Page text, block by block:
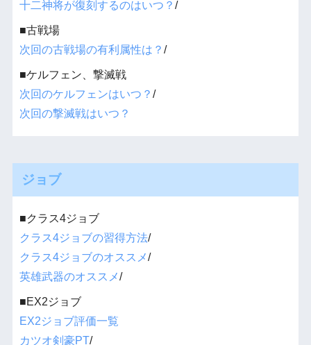
十二神将が復刻するのはいつ？ /
■古戦場
次回の古戦場の有利属性は？ /
■ケルフェン、撃滅戦
次回のケルフェンはいつ？ /
次回の撃滅戦はいつ？
ジョブ
■クラス4ジョブ
クラス4ジョブの習得方法/
クラス4ジョブのオススメ/
英雄武器のオススメ/
■EX2ジョブ
EX2ジョブ評価一覧
カツオ剣豪PT/